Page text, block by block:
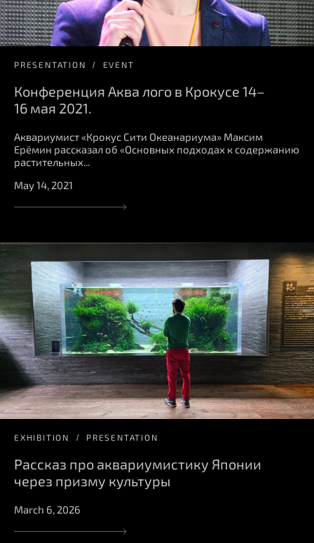
PRESENTATION EVENT
Конференция Аква лого в Крокусе 14–
16 мая 2021.
Аквариумист «Крокус Сити Океанариума» Максим
Ерёмин рассказал об «Основных подходах к содержанию
растительных...
May 14, 2021
EXHIBITION PRESENTATION
Рассказ про аквариумистику Японии
через призму культуры
March 6, 2026